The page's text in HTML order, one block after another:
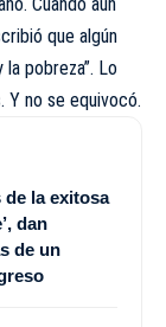
que algún
pobreza”. Lo
Y no se equivocó.
de la exitosa
dan
de un